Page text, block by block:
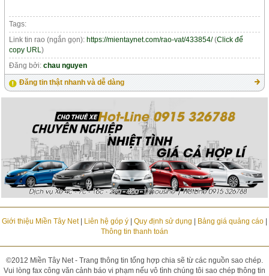
Tags:
Link tin rao (ngắn gọn): https://mientaynet.com/rao-vat/433854/(Click để
copy URL)
Đăng bởi:chau nguyen
Đăng tin thật nhanh và dễ dàng
Giới thiệu Miền Tây Net| Liên hệ góp ý| Quy định sử dụng Bảng giá quảng cáo|
Thông tin thanh toán
©2012 Miền Tây Net - Trang thông tin tổng hợp chia sẽ từ các nguồn sao chép.
Vui lòng fax công văn cảnh báo vi phạm nếu vô tình chúng tôi sao chép thông tin